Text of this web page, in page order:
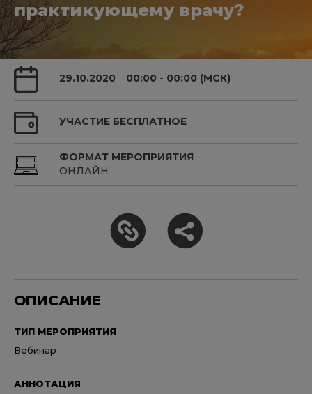
практикующему врачу?
29.10.2020 00:00 - 00:00 (МСК)
УЧАСТИЕ БЕСПЛАТНОЕ
ФОРМАТ МЕРОПРИЯТИЯ
ОНЛАЙН
ОПИСАНИЕ
ТИП МЕРОПРИЯТИЯ
Вебинар
АННОТАЦИЯ